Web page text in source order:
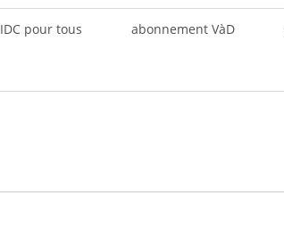
IDC pour tous abonnement VàD